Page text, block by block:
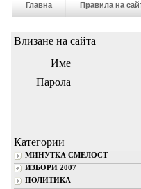
Главна Правила на
Влизане на сайта
Име
Парола
Категории
МИНУТКА СМЕЛОСТ
ИЗБОРИ 2007
ПОЛИТИКА